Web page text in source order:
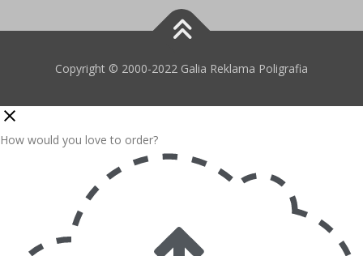
Copyright © 2000-2022 Galia Reklama Poligrafia
How would you love to order?